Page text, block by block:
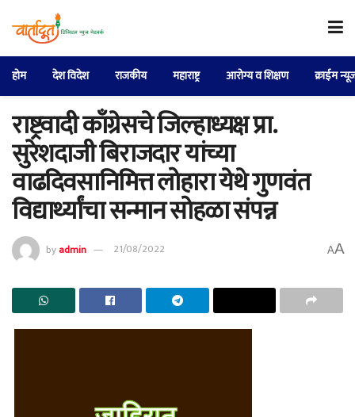
होम देश विदेश राजकीय महाराष्ट्र आरोग्य व शिक्षण क्राईम
राष्ट्रवादी काँग्रेसचे जिल्हाध्यक्ष प्रा.
सुरेशदाजी बिराजदार यांच्या
वाढदिवसानिमित्त लोहारा येथे गुणवंत
विद्यार्थ्यांचा सन्मान सोहळा संपन्न
byadmin 21/08/2022 AA